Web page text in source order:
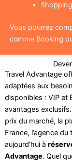
Vous pourrez
comme Booking
Travel Advantage
adaptées aux
disponibles : VIP et
avantages
prix du marché, la
France, l’agence
aujourd’hui à
Advantage. Quel